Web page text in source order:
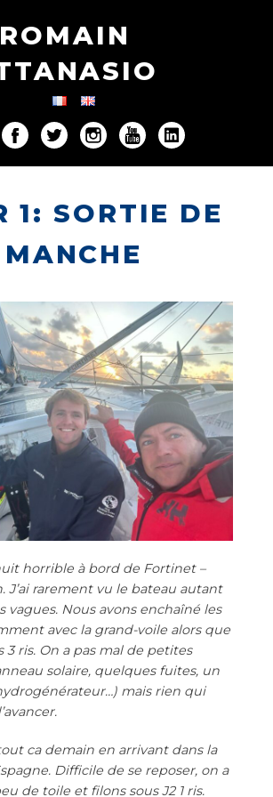
ROMAIN
1: SORTIE DE
MANCHE
horrible à bord de Fortinet –
J’ai rarement vu le bateau autant
vagues. Nous avons enchaîné les
avec la grand-voile alors que
3 ris. On a pas mal de petites
solaire, quelques fuites, un
mais rien qui
ca demain en arrivant dans la
Difficile de se reposer, on a
de toile et filons sous J2 1 ris.